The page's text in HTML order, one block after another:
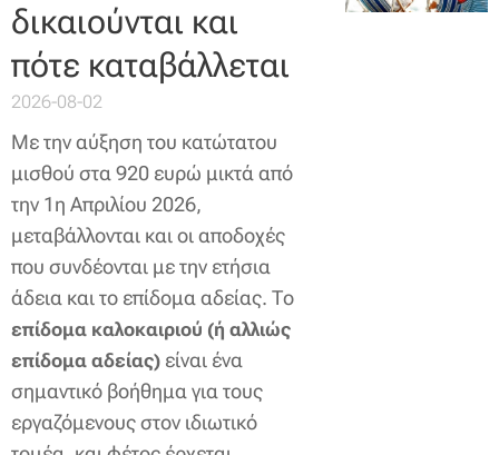
δικαιούνται και
πότε καταβάλλεται
2026-08-02
Με την αύξηση του κατώτατου
μισθού στα 920 ευρώ μικτά από
την 1η Απριλίου 2026,
μεταβάλλονται και οι αποδοχές
που συνδέονται με την ετήσια
άδεια και το επίδομα αδείας. Το
επίδομα καλοκαιριού (ή αλλιώς
επίδομα αδείας) είναι ένα
σημαντικό βοήθημα για τους
εργαζόμενους στον ιδιωτικό